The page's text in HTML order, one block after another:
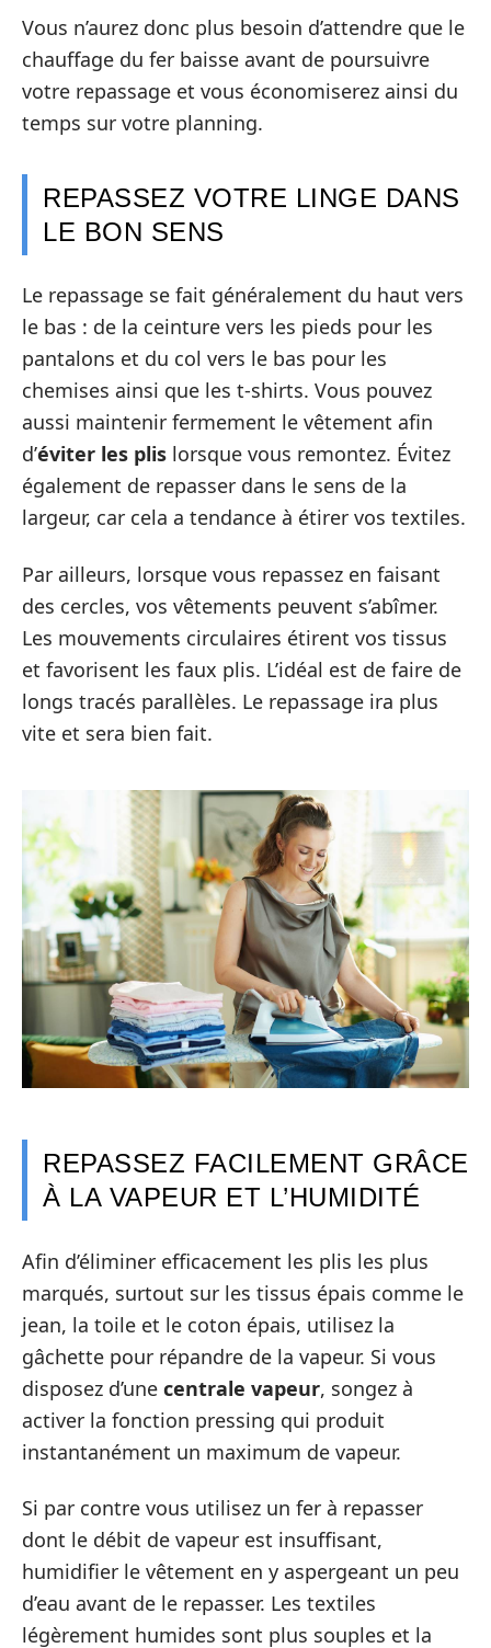
Vous n’aurez donc plus besoin d’attendre que le
chauffage du fer baisse avant de poursuivre
votre repassage et vous économiserez ainsi du
temps sur votre planning.
REPASSEZ VOTRE LINGE DANS
LE BON SENS
Le repassage se fait généralement du haut vers
le bas : de la ceinture vers les pieds pour les
pantalons et du col vers le bas pour les
chemises ainsi que les t-shirts. Vous pouvez
aussi maintenir fermement le vêtement afin
d’éviter les plis lorsque vous remontez. Évitez
également de repasser dans le sens de la
largeur, car cela a tendance à étirer vos textiles.
Par ailleurs, lorsque vous repassez en faisant
des cercles, vos vêtements peuvent s’abîmer.
Les mouvements circulaires étirent vos tissus
et favorisent les faux plis. L’idéal est de faire de
longs tracés parallèles. Le repassage ira plus
vite et sera bien fait.
REPASSEZ FACILEMENT GRÂCE
À LA VAPEUR ET L’HUMIDITÉ
Afin d’éliminer efficacement les plis les plus
marqués, surtout sur les tissus épais comme le
jean, la toile et le coton épais, utilisez la
gâchette pour répandre de la vapeur. Si vous
disposez d’une centrale vapeur, songez à
activer la fonction pressing qui produit
instantanément un maximum de vapeur.
Si par contre vous utilisez un fer à repasser
dont le débit de vapeur est insuffisant,
humidifier le vêtement en y aspergeant un peu
d’eau avant de le repasser. Les textiles
légèrement humides sont plus souples et la